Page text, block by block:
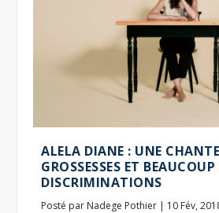
ALELA DIANE : UNE
GROSSESSES ET BEAUCOUP
DISCRIMINATIONS
Posté par Nadege Pothier | 10 Fév,